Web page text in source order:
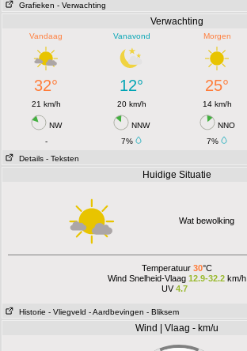
Grafieken - Verwachting
Verwachting
Vandaag
Vanavond Morgen
32° 12° 25°
21 km/h 20 km/h 14 km/h
NW NNW NNO
-
7% 7%
Details - Teksten
Huidige Situatie
Wat bewolking
Temperatuur30°C
Wind Snelheid-Vlaag 12.9-32.2 km/h
UV4.7
Historie - Vliegveld - Aardbevingen - Bliksem
Wind | Vlaag - km/u